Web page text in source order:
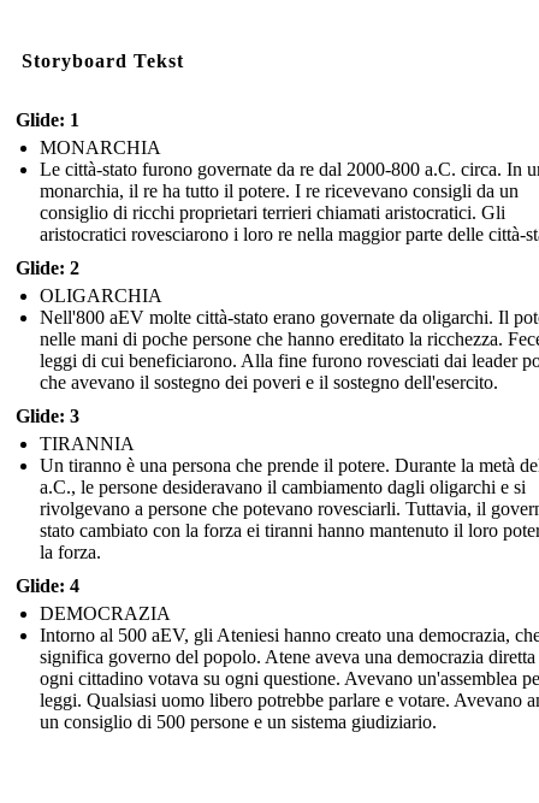
Storyboard Tekst
Glide: 1
MONARCHIA
Le città-stato furono governate da re dal 2000-800 a.C. circa. In
monarchia, il re ha tutto il potere. I re ricevevano consigli da un
consiglio di ricchi proprietari terrieri chiamati aristocratici. Gli
aristocratici rovesciarono i loro re nella maggior parte delle città-
Glide: 2
OLIGARCHIA
Nell'800 aEV molte città-stato erano governate da oligarchi. Il
nelle mani di poche persone che hanno ereditato la ricchezza.
leggi di cui beneficiarono. Alla fine furono rovesciati dai leader
che avevano il sostegno dei poveri e il sostegno dell'esercito.
Glide: 3
TIRANNIA
Un tiranno è una persona che prende il potere. Durante la metà
a.C., le persone desideravano il cambiamento dagli oligarchi e si
rivolgevano a persone che potevano rovesciarli. Tuttavia, il
stato cambiato con la forza ei tiranni hanno mantenuto il loro
la forza.
Glide: 4
DEMOCRAZIA
Intorno al 500 aEV, gli Ateniesi hanno creato una democrazia,
significa governo del popolo. Atene aveva una democrazia
ogni cittadino votava su ogni questione. Avevano un'assemblea
leggi. Qualsiasi uomo libero potrebbe parlare e votare. Avevano
un consiglio di 500 persone e un sistema giudiziario.